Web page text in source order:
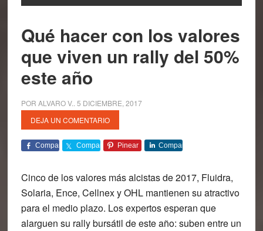
Qué hacer con los valores
que viven un rally del 50%
este año
POR ALVARO V. 5 DICIEMBRE, 2017
DEJA UN COMENTARIO
Comparte Comparte Pinear Comparte
Cinco de los valores más alcistas de 2017, Fluidra,
Solaria, Ence, Cellnex y OHL mantienen su atractivo
para el medio plazo. Los expertos esperan que
alarguen su rally bursátil de este año: suben entre un